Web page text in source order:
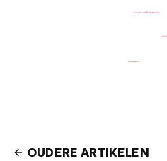
OUDERE ARTIKELEN